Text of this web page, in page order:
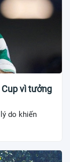
vì tưởng
do khiến